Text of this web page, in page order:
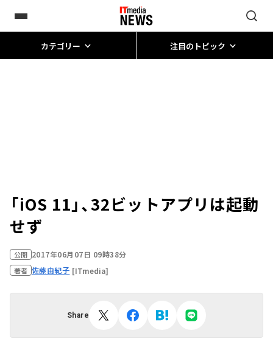
カテゴリー 注目のトピック
「iOS 11」、32ビットアプリは起動
せず
公開 2017年06月07日 09時38分
著者 佐藤由紀子 [ITmedia]
Share